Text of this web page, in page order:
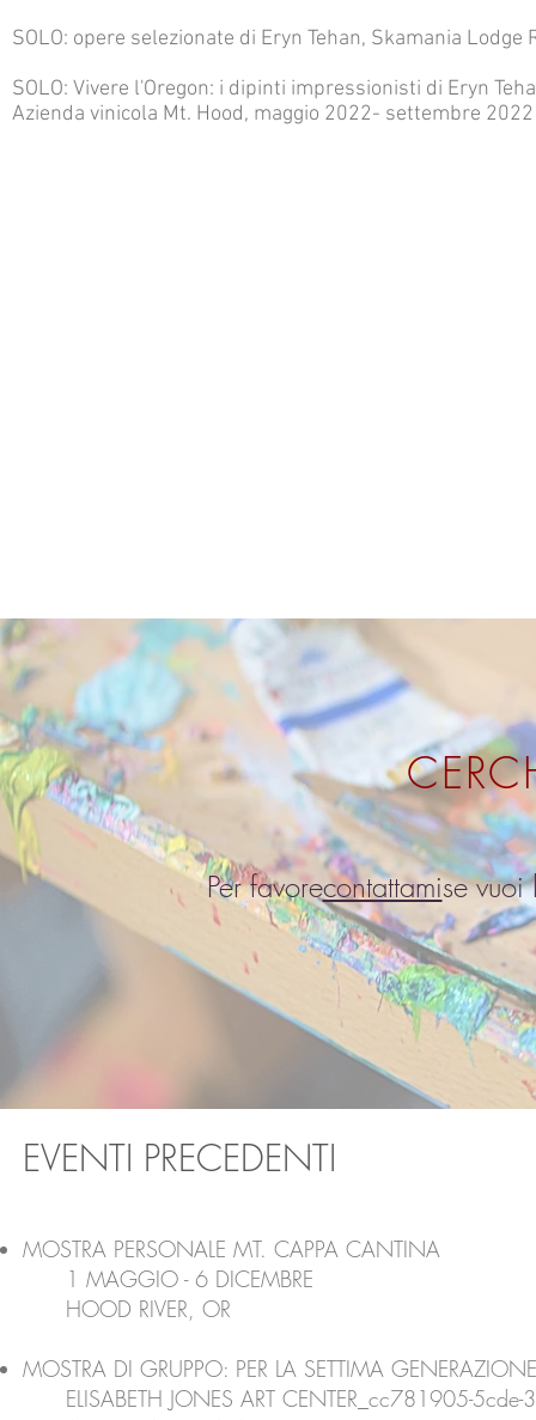
SOLO: opere selezionate di Eryn Tehan, Skamania
SOLO: Vivere l'Oregon: i dipinti impressionisti di Eryn
Azienda vinicola Mt. Hood, maggio 2022- settembre 2022
Per favorecontattamise
EVENTI PRECEDENTI
MOSTRA PERSONALE MT. CAPPA CANTINA
1 MAGGIO - 6 DICEMBRE
HOOD RIVER, OR
MOSTRA DI GRUPPO: PER LA SETTIMA
ELISABETH JONES ART CENTER_cc781905-